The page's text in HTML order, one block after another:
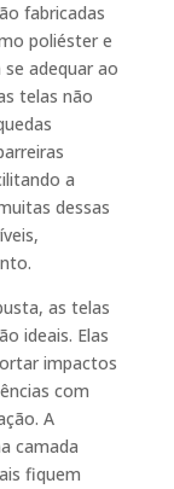
fabricadas
poliéster e
adequar ao
telas não
a
dessas
as telas
ideais. Elas
impactos
com
A
camada
fiquem